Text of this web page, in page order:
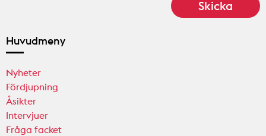
Huvudmeny
Nyheter
Fördjupning
Åsikter
Intervjuer
Fråga facket